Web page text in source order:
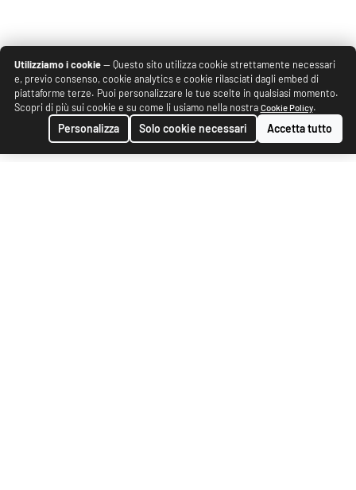
Utilizziamo i cookie— Questo sito utilizza cookie strettamente necessari
e, previo consenso, cookie analytics e cookie rilasciati dagli embed di
piattaforme terze. Puoi personalizzare le tue scelte in qualsiasi momento.
Scopri di più sui cookie e su come li usiamo nella nostra Cookie Policy.
Personalizza Solo cookie necessari Accetta tutto